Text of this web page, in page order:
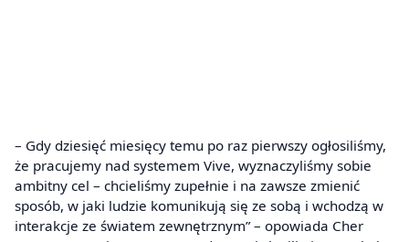
– Gdy dziesięć miesięcy temu po raz pierwszy ogłosiliśmy,
że pracujemy nad systemem Vive, wyznaczyliśmy sobie
ambitny cel – chcieliśmy zupełnie i na zawsze zmienić
sposób, w jaki ludzie komunikują się ze sobą i wchodzą w
interakcje ze światem zewnętrznym” – opowiada Cher